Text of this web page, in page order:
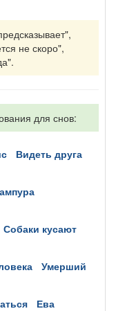
не скоро",
для снов:
видеть друга
шампура
собаки кусают
умерший
ева